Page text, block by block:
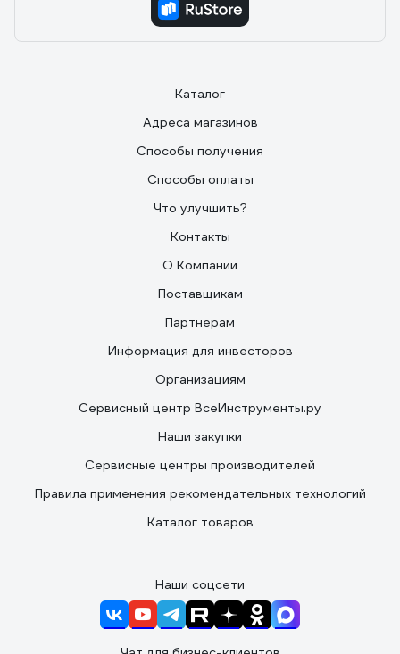
Каталог
Адреса магазинов
Способы получения
Способы оплаты
Что улучшить?
Контакты
О Компании
Поставщикам
Партнерам
Информация для инвесторов
Организациям
Сервисный центр ВсеИнструменты.ру
Наши закупки
Сервисные центры производителей
Правила применения рекомендательных технологий
Каталог товаров
Наши соцсети